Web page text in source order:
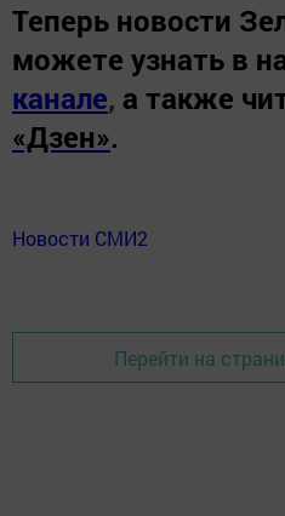
Теперь новости
можете узнать в
канале, а также
«Дзен».
Новости СМИ2
Перейти на